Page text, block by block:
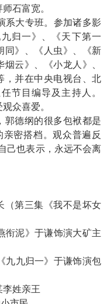
拜师石富宽。
系大专班。参加诸多影
归一》、《天下第一
同》、《人虫》、《新
云》、《小龙人》、
，并在中央电视台、北
节目编导及主持人。
众喜爱。
德纲的很多包袱都是
亲密搭档。观众普遍反
己也表示，永远不会离
（第三集《我不是坏女
泥》于谦饰演大矿主
九九归一》于谦饰演包
李姓亲王